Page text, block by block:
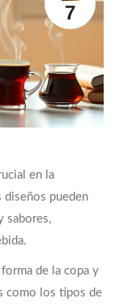
7
en la
diseños pueden
sabores,
de la copa y
como los tipos de